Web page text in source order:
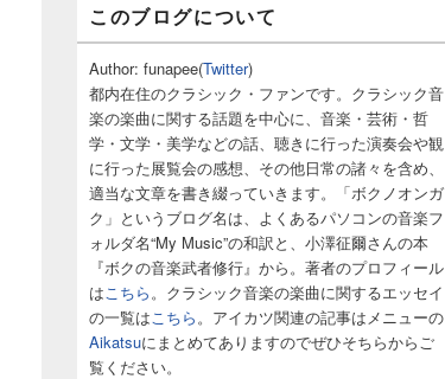
ン
サ
イ
バ
ー
ウ
ィ
ジ
エ
リ
ア
このブログについて
Author: funapee(Twitter)
都内在住のクラシック・ファンです。クラシック音
楽の楽曲に関する話題を中心に、音楽・芸術・哲
学・文学・美学などの話、聴きに行った演奏会や観
に行った展覧会の感想、その他日常の諸々を含め、
適当な文章を書き綴っていきます。「ボクノオンガ
ク」というブログ名は、よくあるパソコンの音楽フ
ォルダ名“My Music”の和訳と、小澤征爾さんの本
『ボクの音楽武者修行』から。著者のプロフィール
は こちら 。クラシック音楽の楽曲に関するエッセイ
の一覧は こちら 。アイカツ関連の記事はメニューの
Aikatsuにまとめてありますのでぜひそちらからご
覧ください。